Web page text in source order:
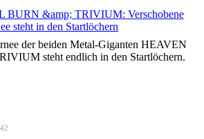
der beiden Metal-Giganten HEAVEN
steht endlich in den Startlöchern.